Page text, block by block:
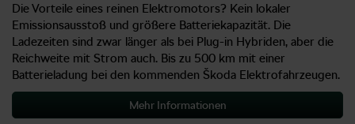
Die Vorteile eines reinen Elektromotors? Kein lokaler
Emissionsausstoß und größere Batteriekapazität. Die
Ladezeiten sind zwar länger als bei Plug-in Hybriden, aber die
Reichweite mit Strom auch. Bis zu 500 km mit einer
Batterieladung bei den kommenden Škoda Elektrofahrzeugen.
Mehr Informationen